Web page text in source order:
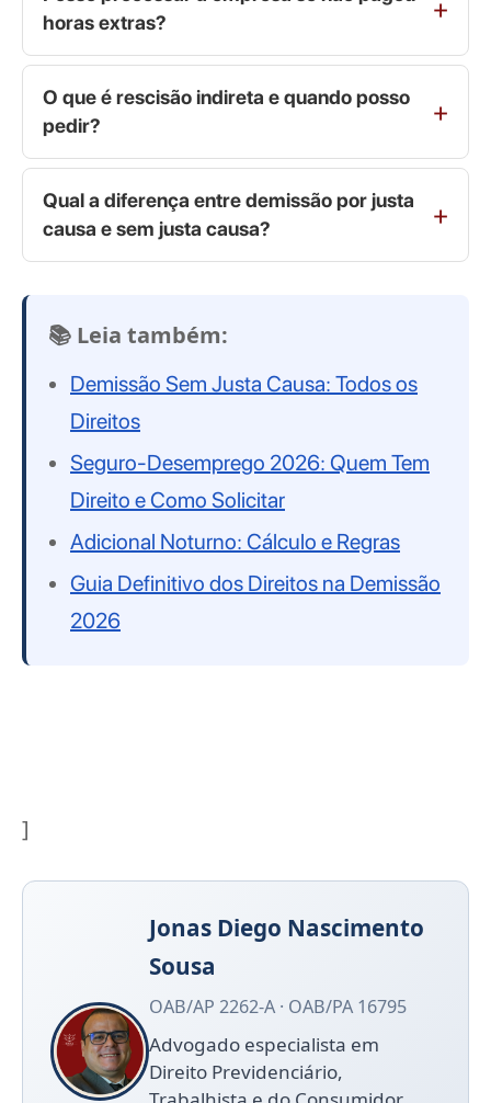
horas extras?
O que é rescisão indireta e quando posso
pedir?
Qual a diferença entre demissão por justa
causa e sem justa causa?
📚 Leia também:
Demissão Sem Justa Causa: Todos os
Direitos
Seguro-Desemprego 2026: Quem Tem
Direito e Como Solicitar
Adicional Noturno: Cálculo e Regras
Guia Definitivo dos Direitos na Demissão
2026
]
Jonas Diego Nascimento
Sousa
OAB/AP 2262-A · OAB/PA 16795
Advogado especialista em
Direito Previdenciário,